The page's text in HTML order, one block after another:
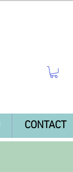
CONTACT